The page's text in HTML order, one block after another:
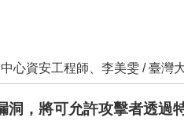
心資安工程師、李美雯 / 臺灣
，將可允許攻擊者透過